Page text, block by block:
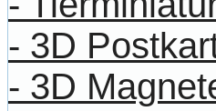
- 3D
- 3D